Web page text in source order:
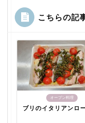
こちらの記
オーブン料理
ブリのイタリアンロ